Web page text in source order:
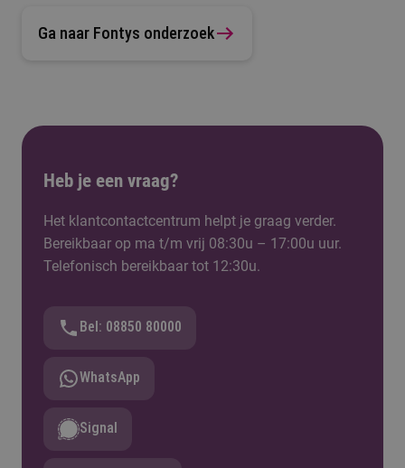
Ga naar Fontys onderzoek
Heb je een vraag?
Het klantcontactcentrum helpt je graag verder.
Bereikbaar op ma t/m vrij 08:30u – 17:00u uur.
Telefonisch bereikbaar tot 12:30u.
Bel: 08850 80000
WhatsApp
Signal